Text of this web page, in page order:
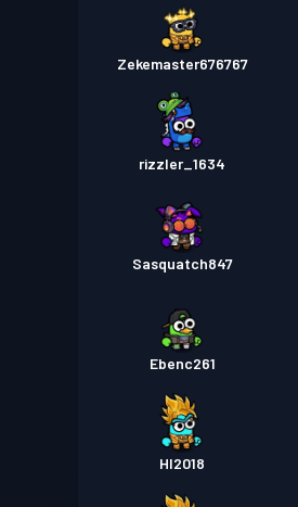
Zekemaster676767
rizzler_1634
Sasquatch847
Ebenc261
HI2018